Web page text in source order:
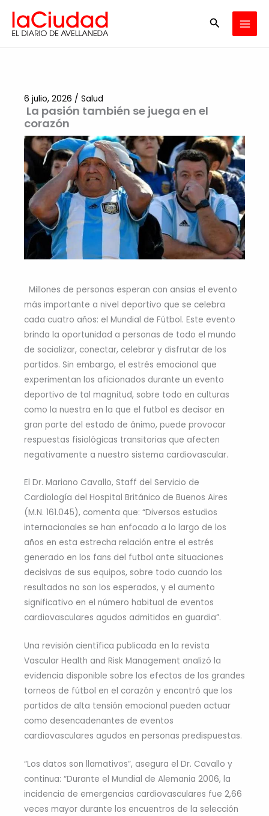
contenido
Buscar
La pasión también se juega en el
corazón
6 julio, 2026 / Salud
Millones de personas esperan con ansias el evento
más importante a nivel deportivo que se celebra
cada cuatro años: el Mundial de Fútbol. Este evento
brinda la oportunidad a personas de todo el mundo
de socializar, conectar, celebrar y disfrutar de los
partidos. Sin embargo, el estrés emocional que
experimentan los aficionados durante un evento
deportivo de tal magnitud, sobre todo en culturas
como la nuestra en la que el futbol es decisor en
gran parte del estado de ánimo, puede provocar
respuestas fisiológicas transitorias que afecten
negativamente a nuestro sistema cardiovascular.
El Dr. Mariano Cavallo, Staff del Servicio de
Cardiología del Hospital Británico de Buenos Aires
(M.N. 161.045), comenta que: “Diversos estudios
internacionales se han enfocado a lo largo de los
años en esta estrecha relación entre el estrés
generado en los fans del futbol ante situaciones
decisivas de sus equipos, sobre todo cuando los
resultados no son los esperados, y el aumento
significativo en el número habitual de eventos
cardiovasculares agudos admitidos en guardia”.
Una revisión científica publicada en la revista
Vascular Health and Risk Management analizó la
evidencia disponible sobre los efectos de los grandes
torneos de fútbol en el corazón y encontró que los
partidos de alta tensión emocional pueden actuar
como desencadenantes de eventos
cardiovasculares agudos en personas predispuestas.
“Los datos son llamativos”, asegura el Dr. Cavallo y
continua: “Durante el Mundial de Alemania 2006, la
incidencia de emergencias cardiovasculares fue 2,66
veces mayor durante los encuentros de la selección